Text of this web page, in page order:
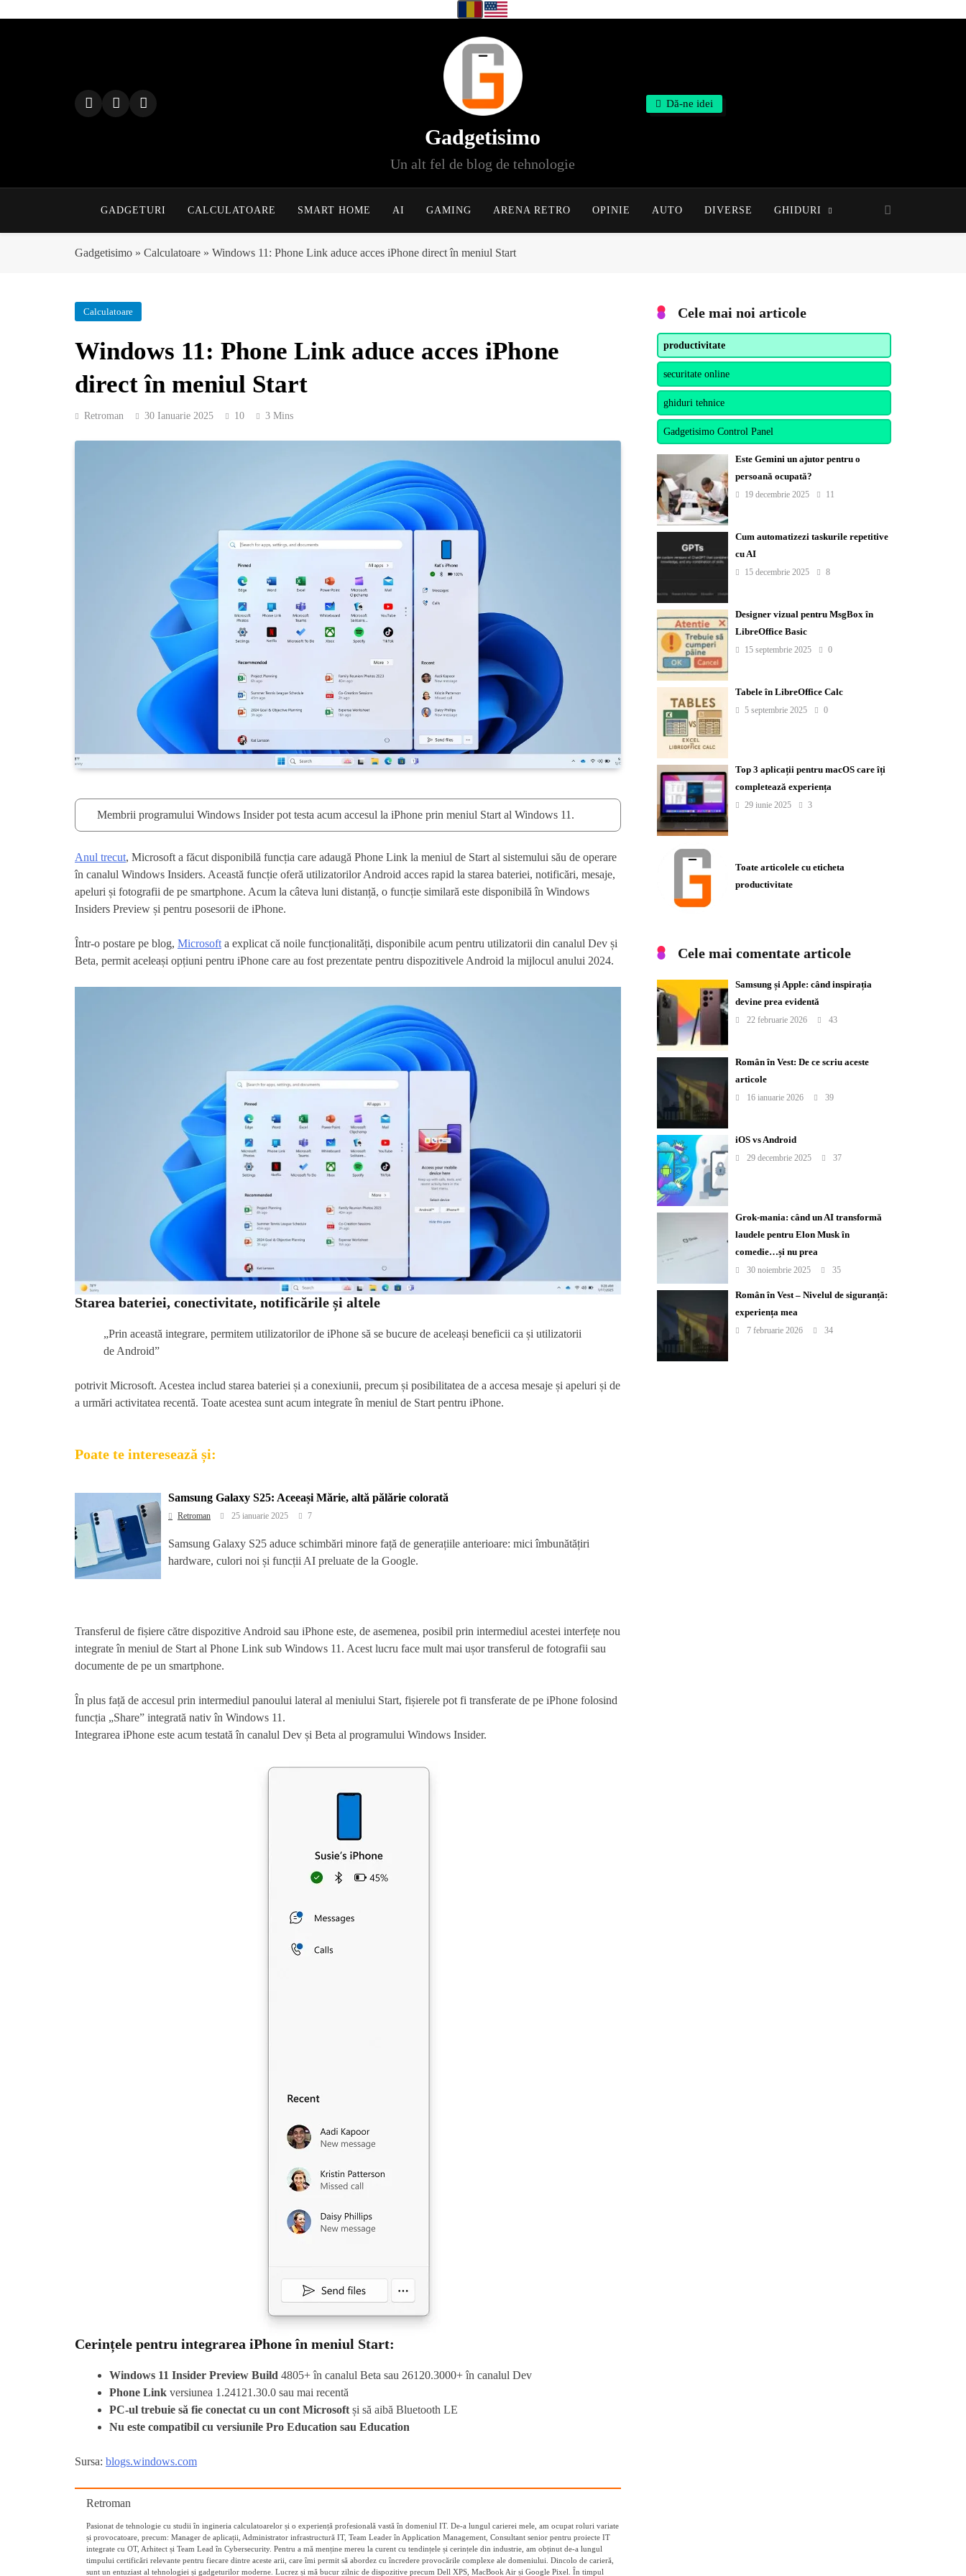
Gadgetisimo
Un alt fel de blog de tehnologie
Dă-ne idei
GADGETURI CALCULATOARE SMART HOME AI GAMING ARENA RETRO OPINIE AUTO DIVERSE GHIDURI
Gadgetisimo » Calculatoare » Windows 11: Phone Link aduce acces iPhone direct în meniul Start
Calculatoare
Windows 11: Phone Link aduce acces iPhone
direct în meniul Start
Retroman 30 Ianuarie 2025 10 3 Mins
Membrii programului Windows Insider pot testa acum accesul la iPhone prin meniul Start al Windows 11.
Anul trecut, Microsoft a făcut disponibilă funcția care adaugă Phone Link la meniul de Start al sistemului său de operare
în canalul Windows Insiders. Această funcție oferă utilizatorilor Android acces rapid la starea bateriei, notificări, mesaje,
apeluri și fotografii de pe smartphone. Acum la câteva luni distanță, o funcție similară este disponibilă în Windows
Insiders Preview și pentru posesorii de iPhone.
Într-o postare pe blog, Microsofta explicat că noile funcționalități, disponibile acum pentru utilizatorii din canalul Dev și
Beta, permit aceleași opțiuni pentru iPhone care au fost prezentate pentru dispozitivele Android la mijlocul anului 2024.
Starea bateriei, conectivitate, notificările și altele
„Prin această integrare, permitem utilizatorilor de iPhone să se bucure de aceleași beneficii ca și utilizatorii
de Android”
potrivit Microsoft. Acestea includ starea bateriei și a conexiunii, precum și posibilitatea de a accesa mesaje și apeluri și de
a urmări activitatea recentă. Toate acestea sunt acum integrate în meniul de Start pentru iPhone.
Poate te interesează și:
Samsung Galaxy S25: Aceeași Mărie, altă pălărie colorată
Retroman 25 ianuarie 2025 7
Samsung Galaxy S25 aduce schimbări minore față de generațiile anterioare: mici îmbunătățiri
hardware, culori noi și funcții AI preluate de la Google.
Transferul de fișiere către dispozitive Android sau iPhone este, de asemenea, posibil prin intermediul acestei interfețe nou
integrate în meniul de Start al Phone Link sub Windows 11. Acest lucru face mult mai ușor transferul de fotografii sau
documente de pe un smartphone.
În plus față de accesul prin intermediul panoului lateral al meniului Start, fișierele pot fi transferate de pe iPhone folosind
funcția „Share” integrată nativ în Windows 11.
Integrarea iPhone este acum testată în canalul Dev și Beta al programului Windows Insider.
Cerințele pentru integrarea iPhone în meniul Start:
Windows 11 Insider Preview Build 4805+ în canalul Beta sau 26120.3000+ în canalul Dev
Phone Link versiunea 1.24121.30.0 sau mai recentă
PC-ul trebuie să fie conectat cu un cont Microsoft și să aibă Bluetooth LE
Nu este compatibil cu versiunile Pro Education sau Education
Sursa: blogs.windows.com
Retroman
Pasionat de tehnologie cu studii în ingineria calculatoarelor și o experiență profesională vastă în domeniul IT. De-a lungul carierei mele, am ocupat roluri variate
și provocatoare, precum: Manager de aplicații, Administrator infrastructură IT, Team Leader în Application Management, Consultant senior pentru proiecte IT
integrate cu OT, Arhitect și Team Lead în Cybersecurity. Pentru a mă menține mereu la curent cu tendințele și cerințele din industrie, am obținut de-a lungul
timpului certificări relevante pentru fiecare dintre aceste arii, care îmi permit să abordez cu încredere provocările complexe ale domeniului. Dincolo de carieră,
sunt un entuziast al tehnologiei și gadgeturilor moderne. Lucrez și mă bucur zilnic de dispozitive precum Dell XPS, MacBook Air și Google Pixel. În timpul
Cele mai noi articole
productivitate
securitate online
ghiduri tehnice
Gadgetisimo Control Panel
Este Gemini un ajutor pentru o
persoană ocupată?
19 decembrie 2025 11
Cum automatizezi taskurile repetitive
cu AI
15 decembrie 2025 8
Designer vizual pentru MsgBox în
LibreOffice Basic
15 septembrie 2025 0
Tabele în LibreOffice Calc
5 septembrie 2025 0
Top 3 aplicații pentru macOS care îți
completează experiența
29 iunie 2025 3
Toate articolele cu eticheta
productivitate
Cele mai comentate articole
Samsung și Apple: când inspirația
devine prea evidentă
22 februarie 2026 43
Român în Vest: De ce scriu aceste
articole
16 ianuarie 2026 39
iOS vs Android
29 decembrie 2025 37
Grok-mania: când un AI transformă
laudele pentru Elon Musk în
comedie…și nu prea
30 noiembrie 2025 35
Român în Vest – Nivelul de siguranță:
experiența mea
7 februarie 2026 34